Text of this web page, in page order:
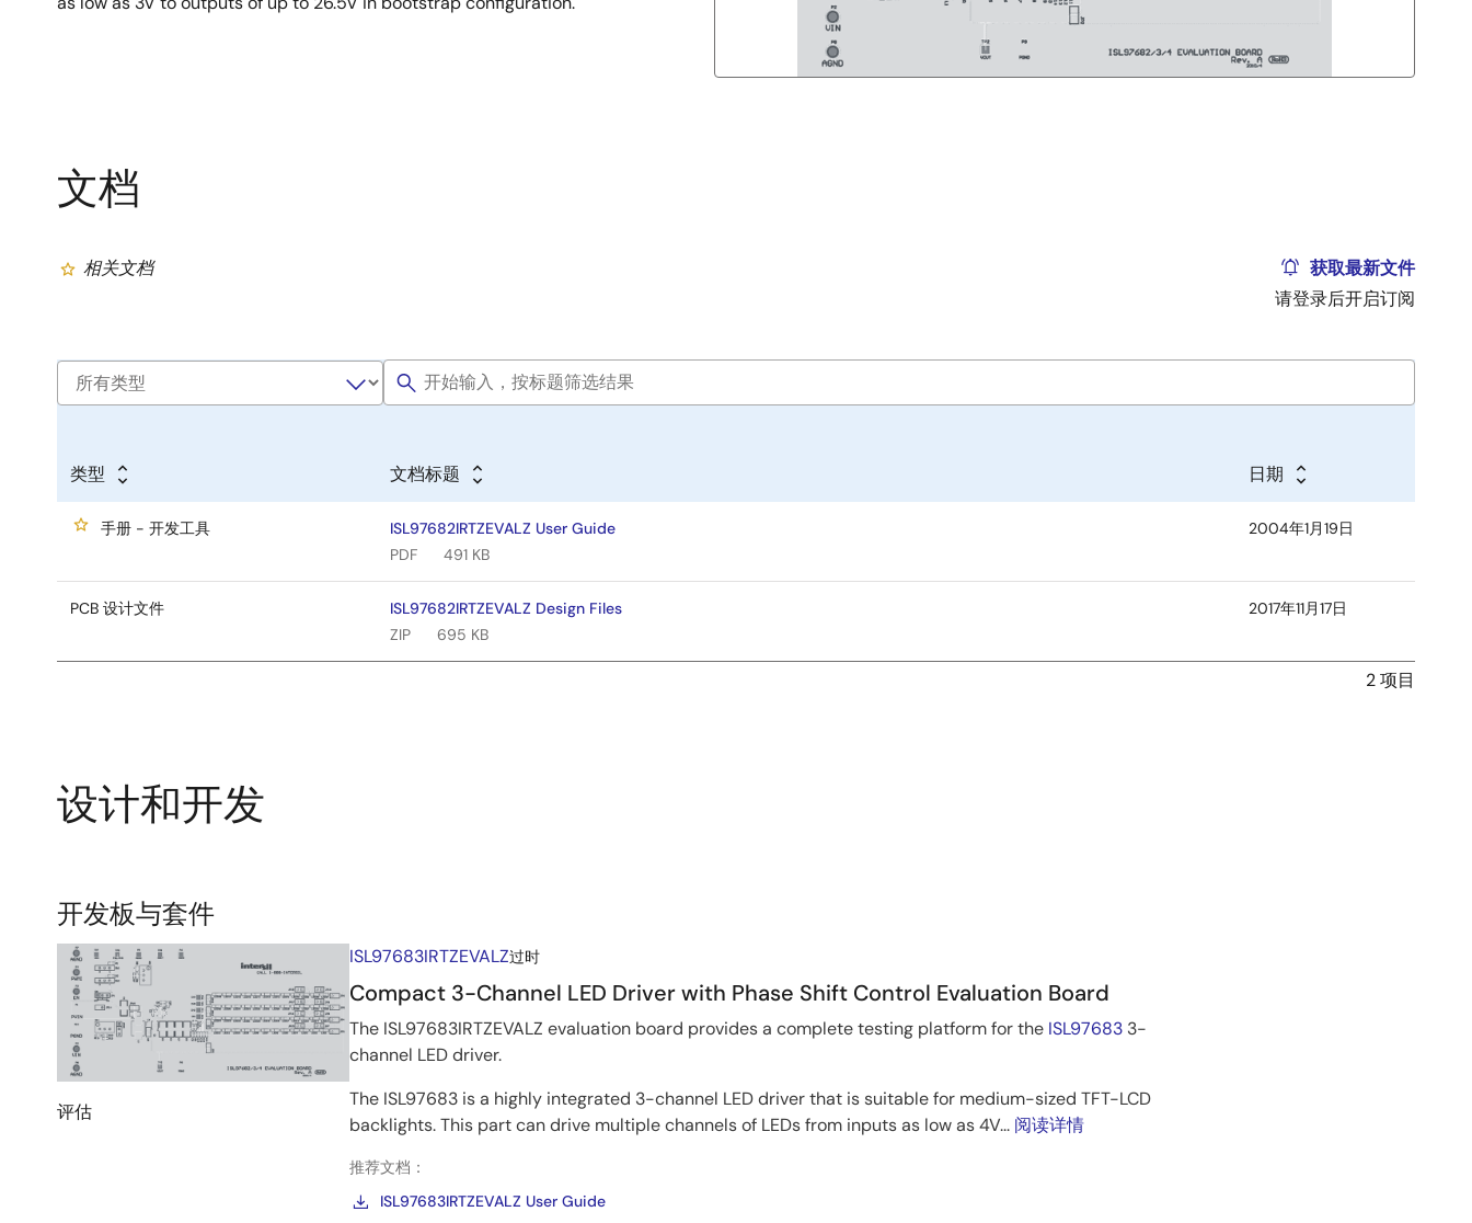
文档
相关文档
获取最新文件
请登录后开启订阅
类型 文档标题 日期
手册 - 开发工具
ISL97682IRTZEVALZ User Guide
PDF
491 KB
2004年1月19日
PCB 设计文件
ISL97682IRTZEVALZ Design Files
ZIP
695 KB
2017年11月17日
2 项目
设计和开发
相
关
评
估
板
和
套
开发板与套件
评估
ISL97683IRTZEVALZ过时
Compact 3-Channel LED Driver with Phase Shift Control Evaluation Board
The ISL97683IRTZEVALZ evaluation board provides a complete testing platform for the ISL976833-
channel LED driver.
The ISL97683 is a highly integrated 3-channel LED driver that is suitable for medium-sized TFT-LCD
backlights. This part can drive multiple channels of LEDs from inputs as low as 4V... 阅读详情
推荐文档：
ISL97683IRTZEVALZ User Guide